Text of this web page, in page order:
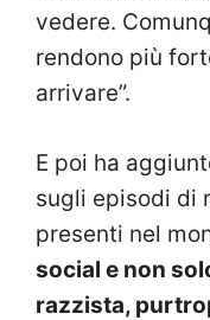
vedere.
rendono più
arrivare”.
E poi ha
sugli episodi di
presenti nel
social e non
razzista,